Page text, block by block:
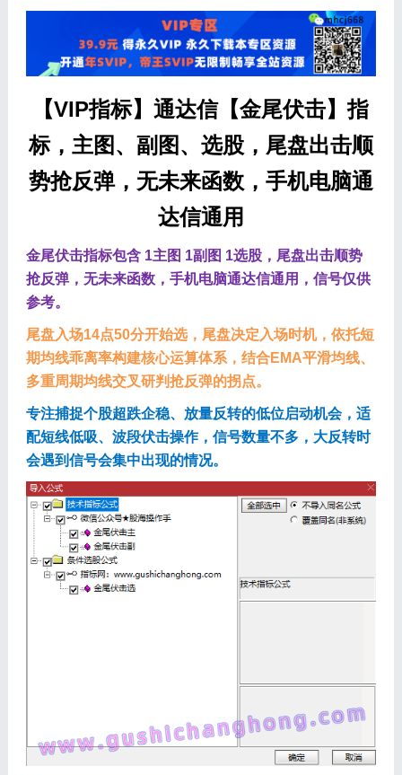
【VIP指标】通达信【金尾伏击】指
标，主图、副图、选股，尾盘出击顺
势抢反弹，无未来函数，手机电脑通
达信通用
金尾伏击指标包含 1主图 1副图 1选股，尾盘出击顺势
抢反弹，无未来函数，手机电脑通达信通用，信号仅供
参考。
尾盘入场14点50分开始选，尾盘决定入场时机，依托短
期均线乖离率构建核心运算体系，结合EMA平滑均线、
多重周期均线交叉研判抢反弹的拐点。
专注捕捉个股超跌企稳、放量反转的低位启动机会，适
配短线低吸、波段伏击操作，信号数量不多，大反转时
会遇到信号会集中出现的情况。